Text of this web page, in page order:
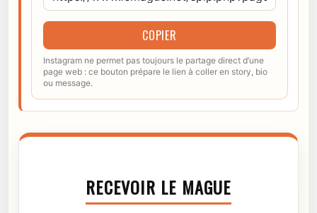
COPIER
Instagram ne permet pas toujours le partage direct d’une
page web : ce bouton prépare le lien à coller en story, bio
ou message.
RECEVOIR LE MAGUE